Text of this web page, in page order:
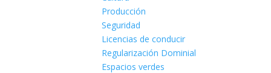
Producción
Seguridad
Licencias de conducir
Regularización Dominial
Espacios verdes